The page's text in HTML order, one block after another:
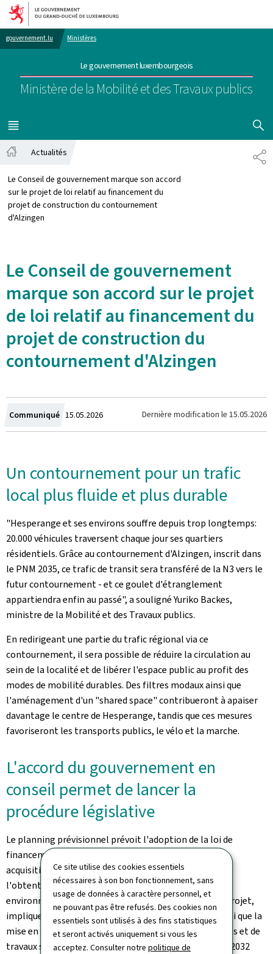
Ce site utilise des cookies essentiels
nécessaires à son bon fonctionnement, sans
usage de données à caractère personnel, et
ne pouvant pas être refusés. Des cookies non
essentiels sont utilisés à des fins statistiques
et seront activés uniquement si vous les
acceptez. Consulter notrepolitique de
Aller au menu principal
Aller au contenu
gouvernement.lu Ministères
Le gouvernement luxembourgeois
Ministère de la Mobilité et des Travaux publics
MENU
PRINCIPAL
Actualités
Le Conseil de gouvernement marque son accord
sur le projet de loi relatif au financement du
projet de construction du contournement
d'Alzingen
Le Conseil de gouvernement
marque son accord sur le projet
de loi relatif au financement du
projet de construction du
contournement d'Alzingen
Communiqué Crée
le
15.05.2026 Dernière modification le 15.05.2026
Un contournement pour un trafic
local plus fluide et plus durable
"Hesperange et ses environs souffre depuis trop longtemps:
20.000 véhicules traversent chaque jour ses quartiers
résidentiels. Grâce au contournement d'Alzingen, inscrit dans
le PNM 2035, ce trafic de transit sera transféré de la N3 vers le
futur contournement - et ce goulet d'étranglement
appartiendra enfin au passé", a souligné Yuriko Backes,
ministre de la Mobilité et des Travaux publics.
En redirigeant une partie du trafic régional via ce
contournement, il sera possible de réduire la circulation au
sein de la localité et de libérer l'espace public au profit des
modes de mobilité durables. Des filtres modaux ainsi que
l'aménagement d'un "shared space" contribueront à apaiser
davantage le centre de Hesperange, tandis que ces mesures
favoriseront les transports publics, le vélo et la marche.
L'accord du gouvernement en
conseil permet de lancer la
procédure législative
Le planning prévisionnel prévoit l'adoption de la loi de
financement et la finalisation des études, suivies des
acquisitions foncières, des analyses techniques et de
l'obtention des autorisations nécessaires. Le volet
environnemental et de renaturation, central dans le projet,
implique des procédures rigoureuses et encadrées, ainsi que la
mise en oeuvre progressive de mesures compensatoires et de
travaux spécifiques, dont l'aboutissement attendu en 2032